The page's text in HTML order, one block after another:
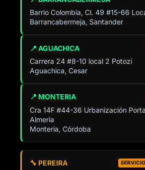
Barrio Colombia, Cl. 49 #15-66
Barrancabermeja, Santander
📍 AGUACHICA
Carrera 24 #8-10 local 2 Potozí
Aguachica, Cesar
📍 MONTERIA
Cra 14F #44-36 Urbanización
Almeria
Montería, Córdoba
🔧 PEREIRA SERVICIO